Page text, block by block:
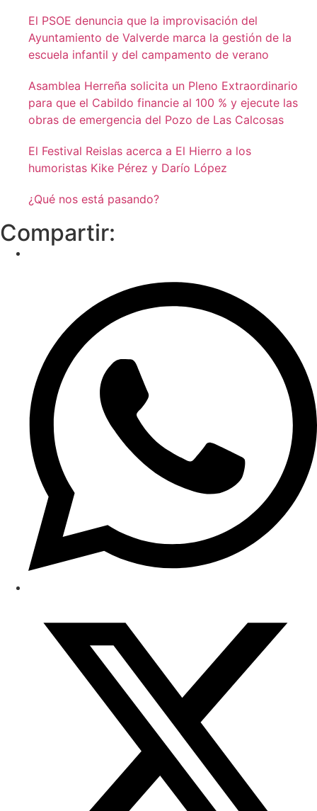
El PSOE denuncia que la improvisación del
Ayuntamiento de Valverde marca la gestión de la
escuela infantil y del campamento de verano
Asamblea Herreña solicita un Pleno Extraordinario
para que el Cabildo financie al 100 % y ejecute las
obras de emergencia del Pozo de Las Calcosas
El Festival Reislas acerca a El Hierro a los
humoristas Kike Pérez y Darío López
¿Qué nos está pasando?
Compartir: